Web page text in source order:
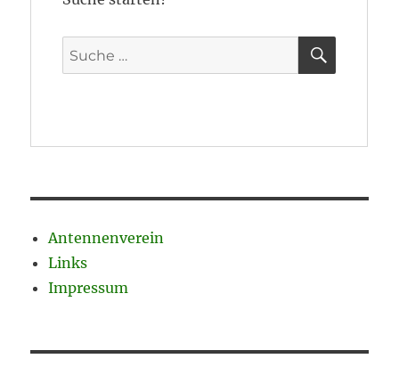
Antennenverein
Links
Impressum